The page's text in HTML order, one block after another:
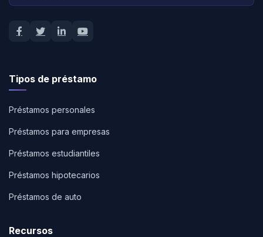
Tipos de préstamo
Préstamos personales
Préstamos para empresas
Préstamos estudiantiles
Préstamos hipotecarios
Préstamos de auto
Recursos